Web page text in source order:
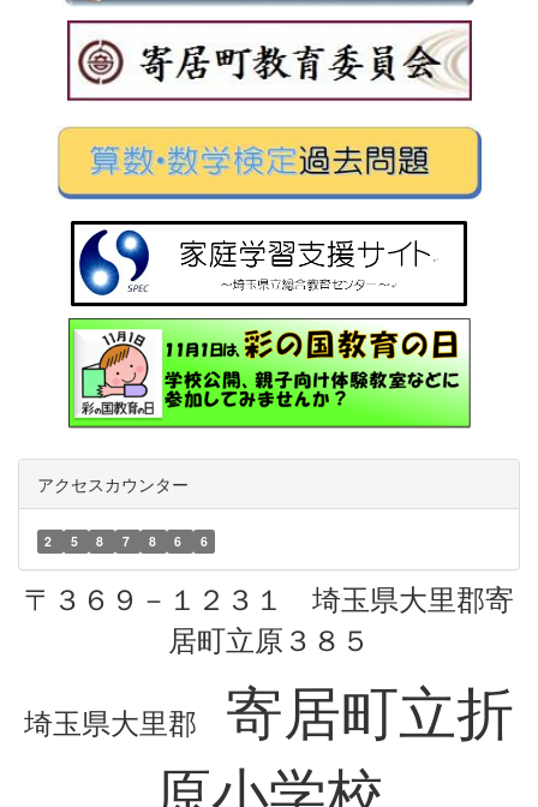
アクセスカウンター
2 5 8 7 8 6 6
〒３６９－１２３１ 埼玉県大里郡寄
居町立原３８５
埼玉県大里郡
寄居町立折